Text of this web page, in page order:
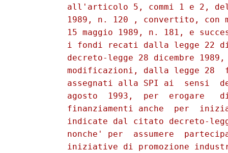
all'articolo 5, commi 1 e 2,
1989, n. 120 , convertito, con
15 maggio 1989, n. 181, e
i fondi recati dalla legge 22
decreto-legge 28 dicembre
modificazioni, dalla legge 28
assegnati alla SPI ai  sensi
agosto  1993,  per  erogare
finanziamenti anche  per
indicate dal citato decreto-
nonche' per  assumere
iniziative di promozione